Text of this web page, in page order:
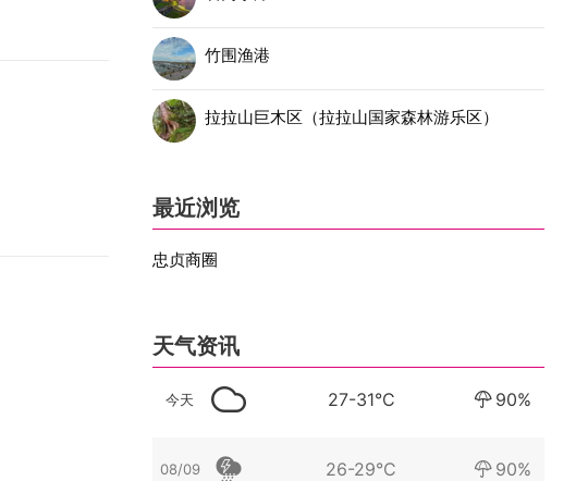
竹围渔港
拉拉山巨木区（拉拉山国家森林游乐区）
最近浏览
忠贞商圈
天气资讯
今天 27-31°C 90%
08/09 26-29°C 90%